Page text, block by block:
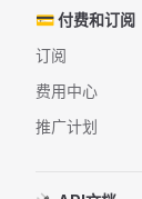
💳 付费和订阅
订阅
费用中心
推广计划